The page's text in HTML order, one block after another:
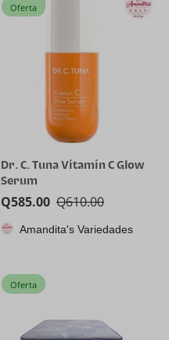
Oferta
Dr. C. Tuna Vitamin C Glow
Serum
Q610.00
Q585.00
Amandita's Variedades
Oferta